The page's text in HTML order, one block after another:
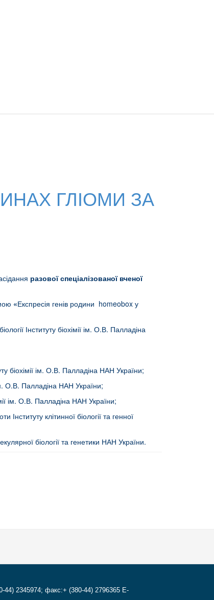
ГЛІОМИ ЗА
разової спеціалізованої вченої
«Експресія генів родини homeobox у
Інституту біохімії ім. О.В. Палладіна
біохімії ім. О.В. Палладіна НАН України;
ім. О.В. Палладіна НАН України;
ім. О.В. Палладіна НАН України;
клітинної біології та генної
біології та генетики НАН України.
44) 2345974; факс:+ (380-44) 2796365 E-